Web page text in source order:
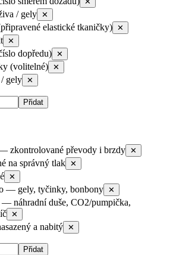
/ gely ✕
elastické tkaničky) ✕
✕
dopředu) ✕
(volitelné) ✕
gely ✕
Přidat
zkontrolované převody i brzdy ✕
na správný tlak ✕
✕
— gely, tyčinky, bonbony ✕
— náhradní duše, CO2/pumpička,
✕
a nabitý ✕
Přidat